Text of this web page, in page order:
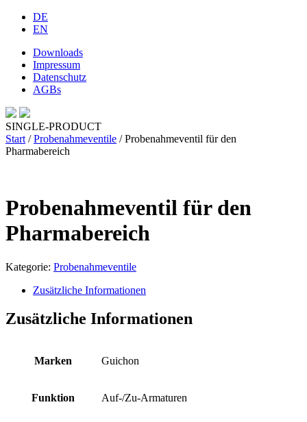
DE
EN
Downloads
Impressum
Datenschutz
AGBs
SINGLE-PRODUCT
Start /Probenahmeventile / Probenahmeventil für den
Pharmabereich
Probenahmeventil für den
Pharmabereich
Kategorie: Probenahmeventile
Zusätzliche Informationen
Zusätzliche Informationen
Marken Guichon
Funktion Auf-/Zu-Armaturen